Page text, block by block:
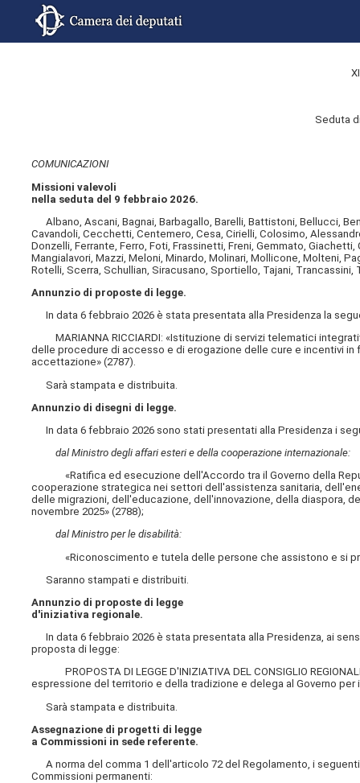
Seduta
COMUNICAZIONI
Missioni valevoli
nella seduta del 9 febbraio 2026.
Albano, Ascani, Bagnai, Barbagallo, Barelli, Battistoni, Bellucci,
Cavandoli, Cecchetti, Centemero, Cesa, Cirielli, Colosimo,
Donzelli, Ferrante, Ferro, Foti, Frassinetti, Freni, Gemmato,
Mangialavori, Mazzi, Meloni, Minardo, Molinari, Mollicone, Molteni,
Rotelli, Scerra, Schullian, Siracusano, Sportiello, Tajani,
Annunzio di proposte di legge.
In data 6 febbraio 2026 è stata presentata alla Presidenza la
MARIANNA RICCIARDI: «Istituzione di servizi telematici
delle procedure di accesso e di erogazione delle cure e incentivi
accettazione» (2787).
Sarà stampata e distribuita.
Annunzio di disegni di legge.
In data 6 febbraio 2026 sono stati presentati alla Presidenza i
dal Ministro degli affari esteri e della cooperazione internazionale:
«Ratifica ed esecuzione dell'Accordo tra il Governo della
cooperazione strategica nei settori dell'assistenza sanitaria,
delle migrazioni, dell'educazione, dell'innovazione, della diaspora,
novembre 2025» (2788);
dal Ministro per le disabilità:
«Riconoscimento e tutela delle persone che assistono e si
Saranno stampati e distribuiti.
Annunzio di proposte di legge
d'iniziativa regionale.
In data 6 febbraio 2026 è stata presentata alla Presidenza, ai
proposta di legge:
PROPOSTA DI LEGGE D'INIZIATIVA DEL CONSIGLIO
espressione del territorio e della tradizione e delega al Governo per
Sarà stampata e distribuita.
Assegnazione di progetti di legge
a Commissioni in sede referente.
A norma del comma 1 dell'articolo 72 del Regolamento, i
Commissioni permanenti: